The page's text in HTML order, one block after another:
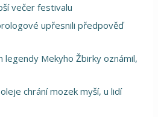
večer festivalu
upřesnili předpověď
legendy Mekyho Žbirky oznámil,
chrání mozek myší, u lidí